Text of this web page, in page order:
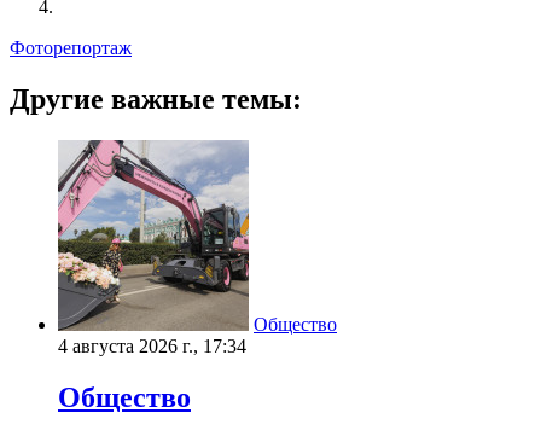
Фоторепортаж
Другие важные темы:
Общество
4 августа 2026 г., 17:34
Общество